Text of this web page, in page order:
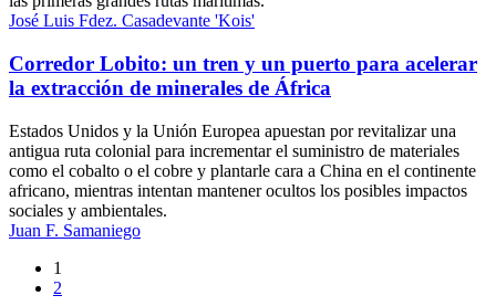
José Luis Fdez. Casadevante 'Kois'
Corredor Lobito: un tren y un puerto para acelerar
la extracción de minerales de África
Estados Unidos y la Unión Europea apuestan por revitalizar una
antigua ruta colonial para incrementar el suministro de materiales
como el cobalto o el cobre y plantarle cara a China en el continente
africano, mientras intentan mantener ocultos los posibles impactos
sociales y ambientales.
Juan F. Samaniego
Navegación
1
2